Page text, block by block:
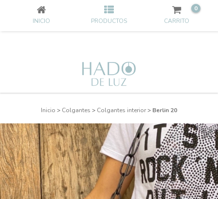
INICIO PRODUCTOS CARRITO
0
Inicio > Colgantes > Colgantes interior> Berlin 20